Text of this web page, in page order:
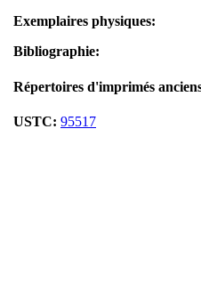
Exemplaires physiques:
Bibliographie:
Répertoires d'imprimés
USTC: 95517